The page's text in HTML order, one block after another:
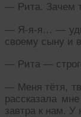
— Рита. Зачем
— Я-я-я… —
своему сыну и
— Рита —
— Меня тётя,
рассказала
завтра к нам.